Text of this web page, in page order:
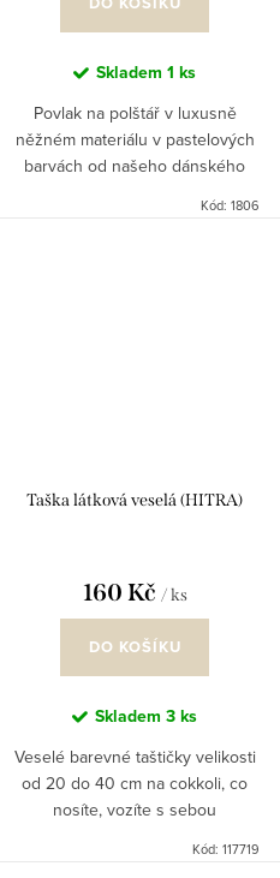
Skladem 1 ks
Povlak na polštář v luxusně
něžném materiálu v pastelových
barvách od našeho dánského
Kód: 1806
Taška látková veselá (HITRA)
160 Kč / ks
DO KOŠÍKU
Skladem 3 ks
Veselé barevné taštičky velikosti
od 20 do 40 cm na cokkoli, co
nosíte, vozíte s sebou
Kód: 117719